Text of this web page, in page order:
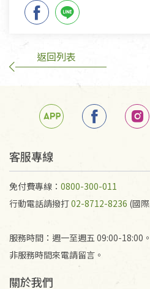
返回列表
客服專線
免付費專線： 0800-300-011
行動電話請撥打02-8712-8236 (國
服務時間：週一至週五 09:00-18:00。
非服務時間來電請留言。
關於我們